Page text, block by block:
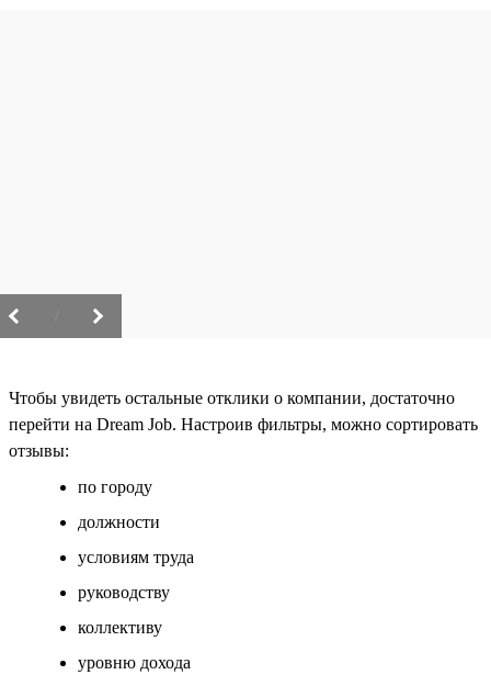
Чтобы увидеть остальные отклики о компании, достаточно
перейти на Dream Job. Настроив фильтры, можно сортировать
отзывы:
по городу
должности
условиям труда
руководству
коллективу
уровню дохода